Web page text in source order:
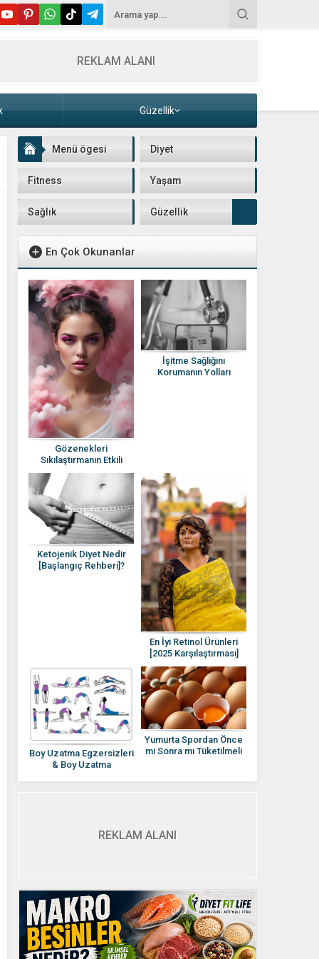
REKLAM ALANI
Güzellik
Menü ögesi Diyet
Fitness Yaşam
Sağlık Güzellik
En Çok Okunanlar
Gözenekleri
Sıkılaştırmanın Etkili
Yöntemleri Nelerdir?
İşitme Sağlığını
Korumanın Yolları
Ketojenik Diyet Nedir
[Başlangıç Rehberi]?
En İyi Retinol Ürünleri
[2025 Karşılaştırması]
Retinol Rehberi
Boy Uzatma Egzersizleri
& Boy Uzatma
Yumurta Spordan Önce
mi Sonra mı Tüketilmeli
REKLAM ALANI